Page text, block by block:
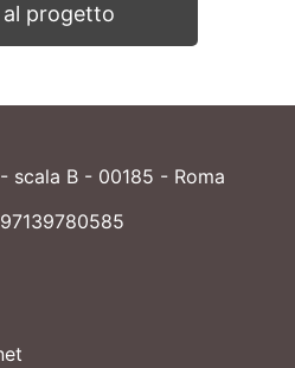
al progetto
scala B - 00185 - Roma